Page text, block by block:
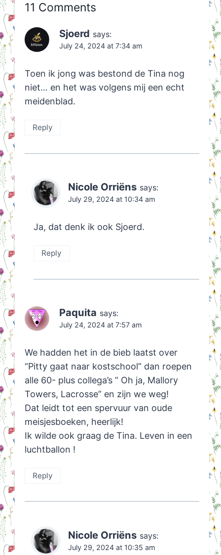
11 Comments
Sjoerd says:
July 24, 2024 at 7:34 am
Toen ik jong was bestond de Tina nog
niet… en het was volgens mij een echt
meidenblad.
Reply
Nicole Orriëns says:
July 29, 2024 at 10:34 am
Ja, dat denk ik ook Sjoerd.
Reply
Paquita says:
July 24, 2024 at 7:57 am
We hadden het in de bieb laatst over
“Pitty gaat naar kostschool” dan roepen
alle 60- plus collega’s ” Oh ja, Mallory
Towers, Lacrosse” en zijn we weg!
Dat leidt tot een spervuur van oude
meisjesboeken, heerlijk!
Ik wilde ook graag de Tina. Leven in een
luchtballon !
Reply
Nicole Orriëns says:
July 29, 2024 at 10:35 am